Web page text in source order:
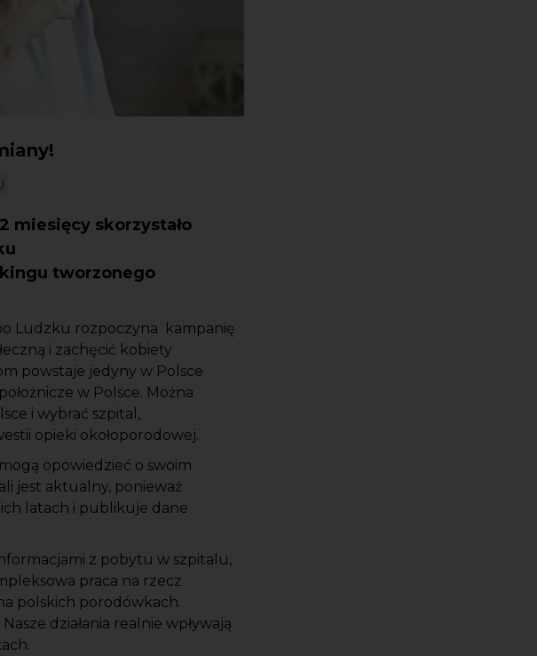
miesięcy skorzystało
tworzonego
Ludzku rozpoczyna kampanię
i zachęcić kobiety
powstaje jedyny w Polsce
w Polsce. Można
i wybrać szpital,
opieki okołoporodowej.
opowiedzieć o swoim
jest aktualny, ponieważ
latach i publikuje dane
z pobytu w szpitalu,
praca na rzecz
polskich porodówkach.
działania realnie wpływają